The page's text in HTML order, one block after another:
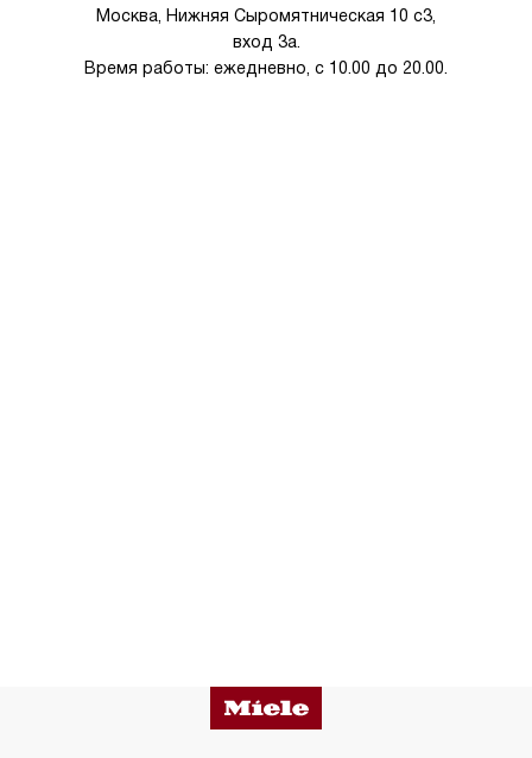
Москва, Нижняя Сыромятническая 10 с3,
вход 3а.
Время работы: ежедневно, с 10.00 до 20.00.